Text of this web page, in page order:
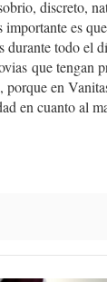
discreto,
es
durante todo el
que tengan
porque en
en cuanto al